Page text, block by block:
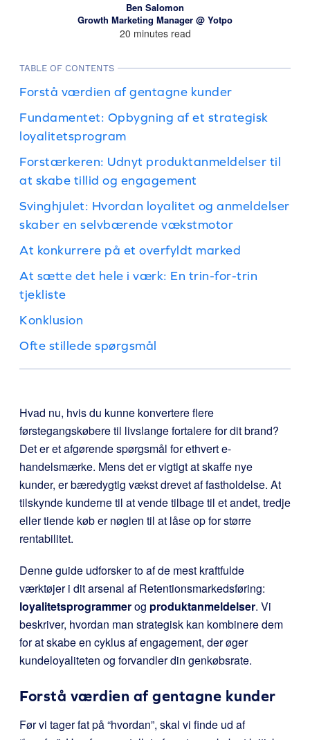
Ben Salomon
Growth Marketing Manager @ Yotpo
20 minutes read
TABLE OF CONTENTS
Forstå værdien af gentagne kunder
Fundamentet: Opbygning af et strategisk
loyalitetsprogram
Forstærkeren: Udnyt produktanmeldelser til
at skabe tillid og engagement
Svinghjulet: Hvordan loyalitet og anmeldelser
skaber en selvbærende vækstmotor
At konkurrere på et overfyldt marked
At sætte det hele i værk: En trin-for-trin
tjekliste
Konklusion
Ofte stillede spørgsmål
Hvad nu, hvis du kunne konvertere flere
førstegangskøbere til livslange fortalere for dit brand?
Det er et afgørende spørgsmål for ethvert e-
handelsmærke. Mens det er vigtigt at skaffe nye
kunder, er bæredygtig vækst drevet af fastholdelse. At
tilskynde kunderne til at vende tilbage til et andet, tredje
eller tiende køb er nøglen til at låse op for større
rentabilitet.
Denne guide udforsker to af de mest kraftfulde
værktøjer i dit arsenal af Retentionsmarkedsføring:
loyalitetsprogrammerog produktanmeldelser. Vi
beskriver, hvordan man strategisk kan kombinere dem
for at skabe en cyklus af engagement, der øger
kundeloyaliteten og forvandler din genkøbsrate.
Forstå værdien af gentagne kunder
Før vi tager fat på “hvordan”, skal vi finde ud af